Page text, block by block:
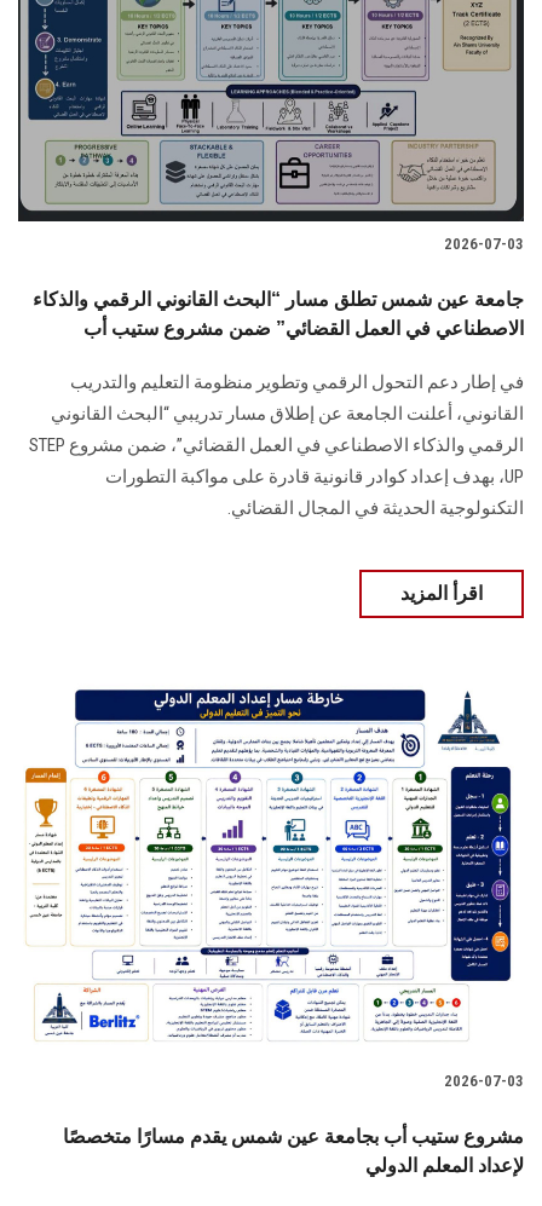
2026-07-03
جامعة عين شمس تطلق مسار “البحث القانوني الرقمي والذكاء
الاصطناعي في العمل القضائي” ضمن مشروع ستيب أب
في إطار دعم التحول الرقمي وتطوير منظومة التعليم والتدريب
القانوني، أعلنت الجامعة عن إطلاق مسار تدريبي “البحث القانوني
الرقمي والذكاء الاصطناعي في العمل القضائي”، ضمن مشروع STEP
UP، بهدف إعداد كوادر قانونية قادرة على مواكبة التطورات
التكنولوجية الحديثة في المجال القضائي.
اقرأ المزيد
2026-07-03
مشروع ستيب أب بجامعة عين شمس يقدم مسارًا متخصصًا
لإعداد المعلم الدولي